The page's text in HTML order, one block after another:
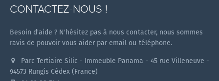
CONTACTEZ-NOUS !
Besoin d'aide ? N'hésitez pas à nous contacter, nous sommes
ravis de pouvoir vous aider par email ou téléphone.
Parc Tertiaire Silic - Immeuble Panama - 45 rue Villeneuve -
94573 Rungis Cédex (France)